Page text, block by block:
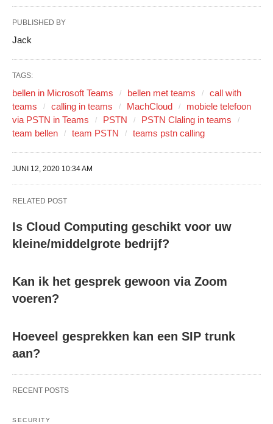
PUBLISHED BY
Jack
TAGS:
bellen in Microsoft Teams bellen met teams
call with
teams
calling in teams MachCloud
mobiele telefoon
via PSTN in Teams
PSTN
PSTN Claling in teams
team bellen
team PSTN teams pstn calling
JUNI 12, 2020 10:34 AM
RELATED POST
Is Cloud Computing geschikt voor uw
kleine/middelgrote bedrijf?
Kan ik het gesprek gewoon via Zoom
voeren?
Hoeveel gesprekken kan een SIP trunk
aan?
RECENT POSTS
SECURITY